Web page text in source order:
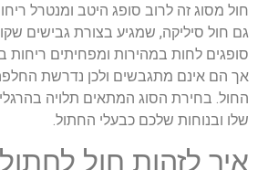
חול מסוג זה לרוב סופג היטב ומנטרל
גם חול סיליקה, שמגיע בצורת גבישים
סופגים לחות במהירות ומפחיתים ריחות
אך הם אינם מתגבשים ולכן נדרשת
החול בחירת הסוג המתאים תלויה בהרגלי
שלו ובנוחות שלכם כבעלי החתול
איך לזהות חול